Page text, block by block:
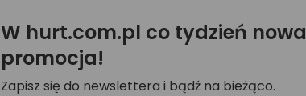
W hurt.com.pl co tydzień nowa
promocja!
Zapisz się do newslettera i bądź na bieżąco.